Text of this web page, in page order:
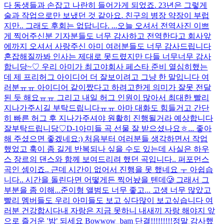
다 동생들과 손잡고 나란히 들어가게 되었죠. 23년은 그렇게
술과 작업으로만 보냈던 것 같아요. 친구의 병장 약장이 부럽
지만.. 그래도 후회는 없답니다. ...오늘 오셔서 전역사진 이쁘
게 찍어주신분 기자분들도 너무 감사하고 전역한다고 회사앞
에까지 오셔서 사랑주신 아미 여러분들도 너무 감사드립니다
혼잡해질까봐 인사는 제대로 못드렸지만 다들 너무너무 감사
합니당~♡ 우리 아미가 최고야회사 페스타 준비 열심히했는
데 제 프리허그 아이디어 더 잘보이려고 그냥 한 말입니다 여
러분ㅠㅠ 아이디어 같이짰다고 하려고한게 의미가 잘못 전달
된 듯 해요ㅠㅠ 그리고 내일 허그 인원이 많아서 최대한 빨리
지나가주시길 부탁드립니다ㅠㅠ 아마 대화도 힘들거고 간단
히 빠른 허그 후 지나가주셔야 원활히 진행될거라 예상합니다
잘부탁드립니당♡D-1 아미들 곡 선물 잘 받으셨나요ㅎ... 좋아
해 주셨으면 좋겠네요:) 처음부터 여러분들 생각하면서 작업
했었고 훅이 좀 길게 반복되나 싶을 수도 있는데 사실은 하우
스 장르의 댄스와 함께 보여드리려 했던 곡입니다.. 퍼포먼스
곡인 셈이죠.. 근데 시간이 없어서 진행을 못 했네요 ㅜ 아쉽습
니다.. 시간을 돌린다면 어떻게든 찍어놨을 텐데🥲 그래서 그
부분을 좀 이해...준이형 앨범도 너무 좋고... 고생 너무 많았고
빨리 멤버들도 우리 아미들도 보고 싶다많이 보고싶습니다 여
러분 건강합시다내 자랑은 지금 못하니 내새끼 자랑 해야지 앞
으로 즐거운 '밤' 되세요 Bowwow_bam 단결!!!!!!!!!정말 감사했